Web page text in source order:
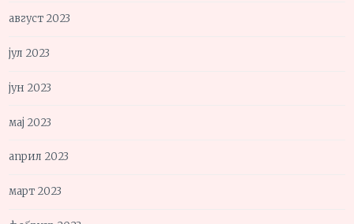
август 2023
јул 2023
јун 2023
мај 2023
април 2023
март 2023